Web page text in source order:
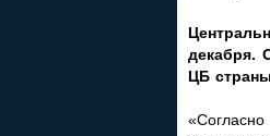
декабря.
ЦБ